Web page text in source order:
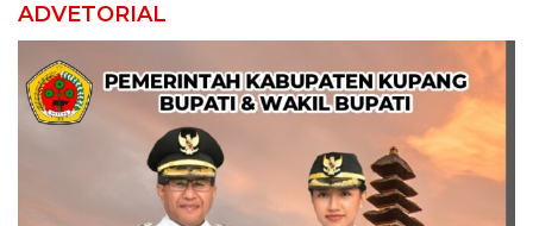
ADVETORIAL